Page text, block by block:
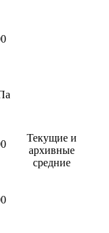
Текущие и
архивные
средние